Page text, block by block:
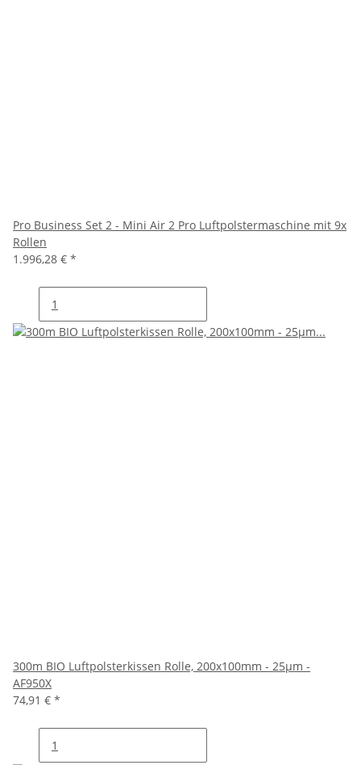
Pro Business Set 2 - Mini Air 2 Pro Luftpolstermaschine mit 9x
Rollen
1.996,28 € *
300m BIO Luftpolsterkissen Rolle, 200x100mm - 25µm -
AF950X
74,91 € *